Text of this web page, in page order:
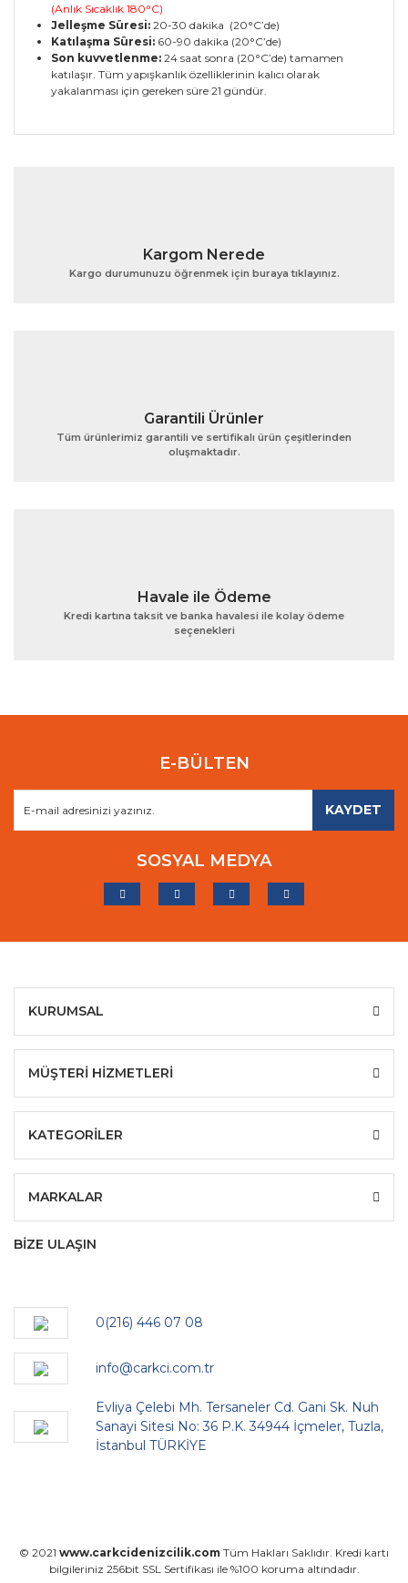
(Anlık Sıcaklık 180°C)
Jelleşme Süresi: 20-30 dakika (20°C’de)
Katılaşma Süresi: 60-90 dakika (20°C’de)
Son kuvvetlenme: 24 saat sonra (20°C’de) tamamen
katılaşır. Tüm yapışkanlık özelliklerinin kalıcı olarak
yakalanması için gereken süre 21 gündür.
Bu ürünün fiyat bilgisi, resim, ürün açıklamalarında ve
Ürün açıklamasında eksik bilgiler bulunuyor.
Gönder
Kargom Nerede
Kargo durumunuzu öğrenmek için buraya tıklayınız.
Garantili Ürünler
Tüm ürünlerimiz garantili ve sertifikalı ürün çeşitlerinden
oluşmaktadır.
Havale ile Ödeme
Kredi kartına taksit ve banka havalesi ile kolay ödeme
seçenekleri
E-BÜLTEN
KAYDET
SOSYAL MEDYA
KURUMSAL
MÜŞTERİ HİZMETLERİ
KATEGORİLER
MARKALAR
BİZE ULAŞIN
0(216) 446 07 08
info@carkci.com.tr
Evliya Çelebi Mh. Tersaneler Cd. Gani Sk. Nuh
Sanayi Sitesi No: 36 P.K. 34944 İçmeler, Tuzla,
İstanbul TÜRKİYE
© 2021 www.carkcidenizcilik.com Tüm Hakları Saklıdır. Kredi kartı
bilgileriniz 256bit SSL Sertifikası ile %100 koruma altındadır.